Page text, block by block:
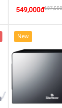
549,000đ
New